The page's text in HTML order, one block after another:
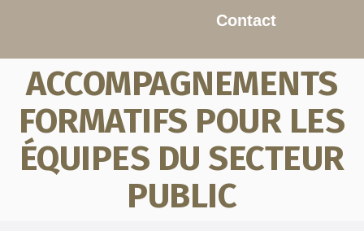
Contact
ACCOMPAGNEMENTS
FORMATIFS POUR LES
ÉQUIPES DU SECTEUR
PUBLIC